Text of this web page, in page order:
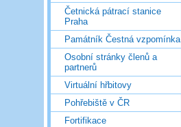
Četnická pátrací stanice
Praha
Památník Čestná vzpomínka
Osobní stránky členů a
partnerů
Virtuální hřbitovy
Pohřebiště v ČR
Fortifikace